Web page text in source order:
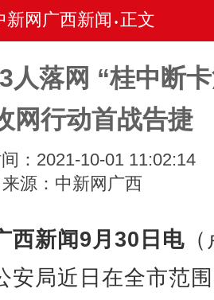
新网广西新闻 • 正文
人落网 “桂中断
网行动首战告捷
：2021-10-01 11:02:14
来源：中新网广西
西新闻9月30日电
安局近日在全市范